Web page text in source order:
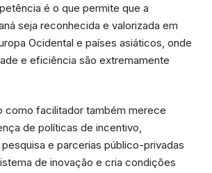
é o que permite que a
seja reconhecida e valorizada em
Ocidental e países asiáticos, onde
e eficiência são extremamente
como facilitador também merece
de políticas de incentivo,
e parcerias público-privadas
de inovação e cria condições